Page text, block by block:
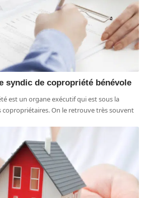
syndic de copropriété bénévole
est un organe exécutif qui est sous la
On le retrouve très souvent